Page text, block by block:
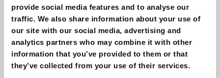
provide social media features and to analyse our
traffic. We also share information about your use of
our site with our social media, advertising and
analytics partners who may combine it with other
information that you’ve provided to them or that
they’ve collected from your use of their services.
ROAS su Google Shoppingè stato ancora più
elevato, raggiungendo un impressionante8.5.
Ciò significa che le nostre campagne
pubblicitarie su Google Shopping hanno
prodotto risultati ancora migliori in termini di
ritorno sugli investimenti.